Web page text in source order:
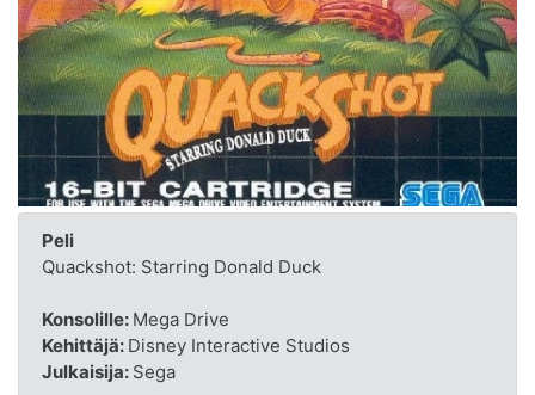
Peli
Quackshot: Starring Donald Duck
Konsolille: Mega Drive
Kehittäjä: Disney Interactive Studios
Julkaisija: Sega